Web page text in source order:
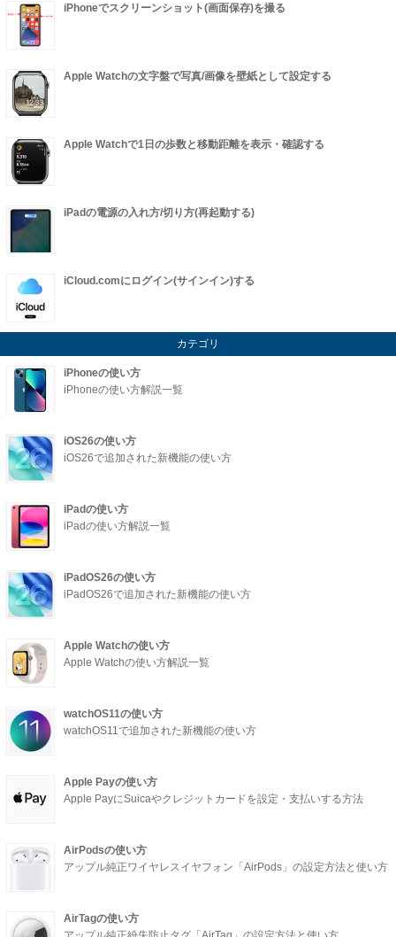
iPhoneでスクリーンショット(画面保存)を撮る
Apple Watchの文字盤で写真/画像を壁紙として設定する
Apple Watchで1日の歩数と移動距離を表示・確認する
iPadの電源の入れ方/切り方(再起動する)
iCloud.comにログイン(サインイン)する
カテゴリ
iPhoneの使い方
iPhoneの使い方解説一覧
iOS26の使い方
iOS26で追加された新機能の使い方
iPadの使い方
iPadの使い方解説一覧
iPadOS26の使い方
iPadOS26で追加された新機能の使い方
Apple Watchの使い方
Apple Watchの使い方解説一覧
watchOS11の使い方
watchOS11で追加された新機能の使い方
Apple Payの使い方
Apple PayにSuicaやクレジットカードを設定・支払いする方法
AirPodsの使い方
アップル純正ワイヤレスイヤフォン「AirPods」の設定方法と使い方
AirTagの使い方